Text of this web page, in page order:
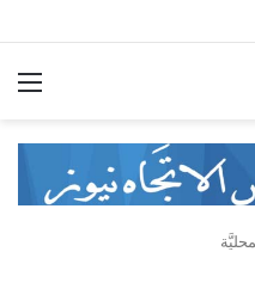
خلف الأبوابِ يجرُّ ماضيه